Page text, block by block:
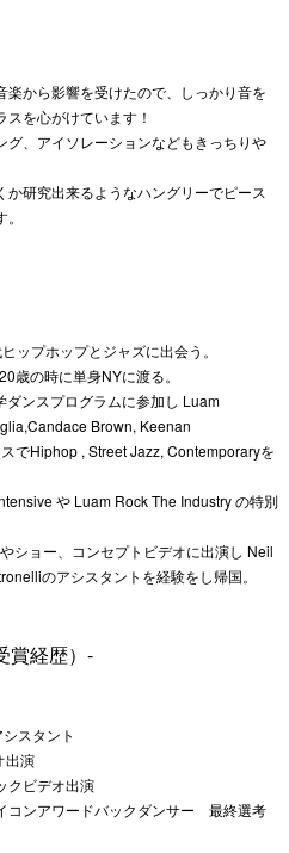
から影響を受けたので、しっかり音を
を心がけています！
グ、アイソレーションなどもきっちりや
研究出来るようなハングリーでピース
ップホップとジャズに出会う。
歳の時に単身NYに渡る。
ダンスプログラムに参加し Luam
Brown, Keenan
でHiphop , Street Jazz, Contemporaryを
や Luam Rock The Industry の特別
ショー、コンセプトビデオに出演し Neil
のアシスタントを経験をし帰国。
賞経歴）-
スタント
出演
クビデオ出演
コンアワードバックダンサー 最終選考